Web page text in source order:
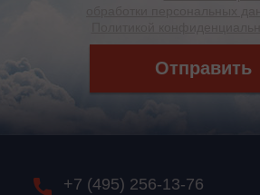
Отправить
+7 (495) 256-13-76